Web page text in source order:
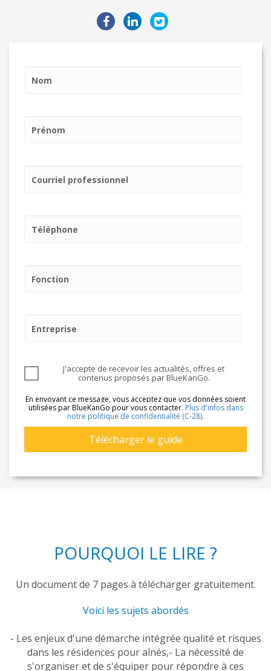
Nom
Prénom
Courriel professionnel
Téléphone
Fonction
Entreprise
J'accepte de recevoir les actualités, offres et
contenus proposés par BlueKanGo.
En envoyant ce message, vous acceptez que vos données soient
utilisées par BlueKanGo pour vous contacter. Plus d'infos dans
notre politique de confidentialité (C-28).
POURQUOI LE LIRE ?
Un document de 7 pages à télécharger gratuitement.
Voici les sujets abordés
- Les enjeux d'une démarche intégrée qualité et risques
dans les résidences pour aînés,- La nécessité de
s'organiser et de s'équiper pour répondre à ces